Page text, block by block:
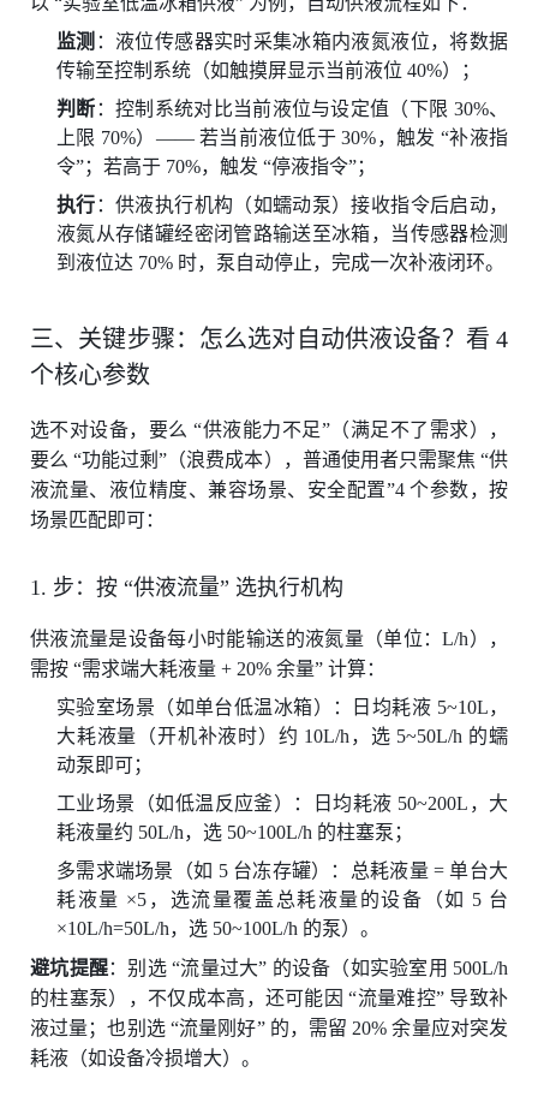
监测 ：液位传感器实时采集冰箱内液氮液位，将数据
传输至控制系统（如触摸屏显示当前液位 40%）；
判断 ：控制系统对比当前液位与设定值（下限 30%、
上限 70%）—— 若当前液位低于 30%，触发 “补液指
令”；若高于 70%，触发 “停液指令”；
执行 ：供液执行机构（如蠕动泵）接收指令后启动，
液氮从存储罐经密闭管路输送至冰箱，当传感器检测
到液位达 70% 时，泵自动停止，完成一次补液闭环。
三、关键步骤：怎么选对自动供液设备？看 4
个核心参数
选不对设备，要么 “供液能力不足”（满足不了需求），
要么 “功能过剩”（浪费成本），普通使用者只需聚焦 “供
液流量、液位精度、兼容场景、安全配置”4 个参数，按
场景匹配即可：
1. 步：按 “供液流量” 选执行机构
供液流量是设备每小时能输送的液氮量（单位：L/h），
需按 “需求端大耗液量 + 20% 余量” 计算：
实验室场景（如单台低温冰箱）：日均耗液 5~10L，
大耗液量（开机补液时）约 10L/h，选 5~50L/h 的蠕
动泵即可；
工业场景（如低温反应釜）：日均耗液 50~200L，大
耗液量约 50L/h，选 50~100L/h 的柱塞泵；
多需求端场景（如 5 台冻存罐）：总耗液量 = 单台大
耗液量 ×5，选流量覆盖总耗液量的设备（如 5 台
×10L/h=50L/h，选 50~100L/h 的泵）。
避坑提醒：别选 “流量过大” 的设备（如实验室用 500L/h
的柱塞泵），不仅成本高，还可能因 “流量难控” 导致补
液过量；也别选 “流量刚好” 的，需留 20% 余量应对突发
耗液（如设备冷损增大）。